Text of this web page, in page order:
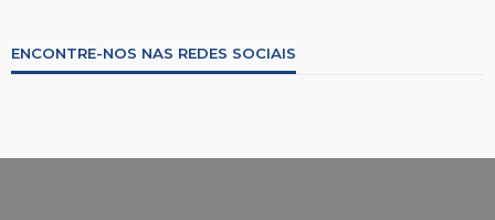
ENCONTRE-NOS NAS REDES SOCIAIS